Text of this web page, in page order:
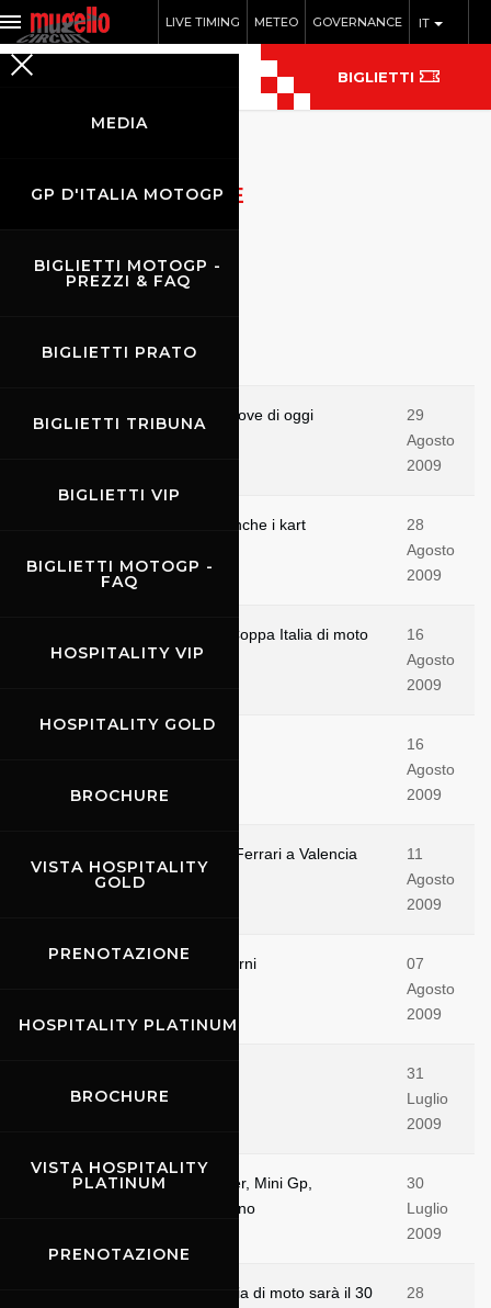
IT
LIVE TIMING METEO GOVERNANCE
MEDIA
GP D'ITALIA MOTOGP
BIGLIETTI MOTOGP -
PREZZI & FAQ
BIGLIETTI PRATO
BIGLIETTI TRIBUNA
BIGLIETTI VIP
BIGLIETTI MOTOGP -
FAQ
HOSPITALITY VIP
HOSPITALITY GOLD
BROCHURE
VISTA HOSPITALITY
GOLD
PRENOTAZIONE
HOSPITALITY PLATINUM
BROCHURE
VISTA HOSPITALITY
PLATINUM
PRENOTAZIONE
BIGLIETTI
ARCHIVIO NOTIZIE
Notizie flash
Coppa Italia: i risultati delle prove di oggi
29
Agosto
2009
Si torna in pista.. e tornano anche i kart
28
Agosto
2009
Dal 28 al 30 agosto torna la Coppa Italia di moto
16
Agosto
2009
16
Agosto
2009
Luca Badoer al volante della Ferrari a Valencia
11
Agosto
2009
Il programma dei prossimi giorni
07
Agosto
2009
31
Luglio
2009
Supermotard, Pit Bike, Scooter, Mini Gp,
Minimoto e Go Kart al Mugellino
30
Luglio
2009
Nel 2010 il Gran Premio d'Italia di moto sarà il 30
28